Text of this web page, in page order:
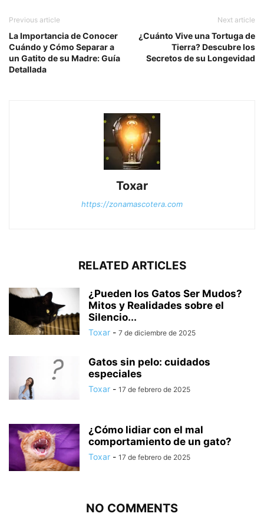
Previous article
La Importancia de Conocer
Cuándo y Cómo Separar a
un Gatito de su Madre: Guía
Detallada
Next article
¿Cuánto Vive una Tortuga de
Tierra? Descubre los
Secretos de su Longevidad
Toxar
https://zonamascotera.com
RELATED ARTICLES
¿Pueden los Gatos Ser Mudos?
Mitos y Realidades sobre el
Silencio...
Toxar - 7 de diciembre de 2025
Gatos sin pelo: cuidados
especiales
Toxar - 17 de febrero de 2025
¿Cómo lidiar con el mal
comportamiento de un gato?
Toxar - 17 de febrero de 2025
NO COMMENTS